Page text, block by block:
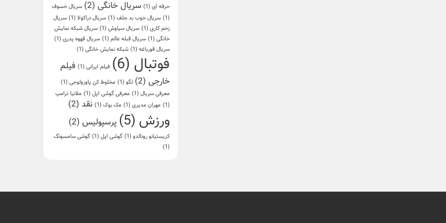
حرفه ای (1) سریال خانگی (2)
سریال خسوف
(1)
سریال خوب بد جلف (1) سریال دراکولا (1)
سریال
زخم کاری (1) سریال سیاوش (1)
سریال شبکه نمایش
خانگی (1) سریال قبله عالم (1) سریال قهوه پدری (1)
سریال قورباغه (1) شبکه نمایش خانگی (1)
فوتبال (6) فیلم ایرانی (1)
فیلم
خارجی (2) لگو (1) مخلوط کن پاورولوجی (1)
معرفی سریال (1) معرفی گوشی اپل (1)
ملانیا ترامپ
(1)
مهران مدیری (1) مک بوک (1) نقد (2)
ورزش (5) پرسپولیس (2)
کریستیانو رونالدو (1) گوشی اپل (1)
گوشی سامسونگ
(1)